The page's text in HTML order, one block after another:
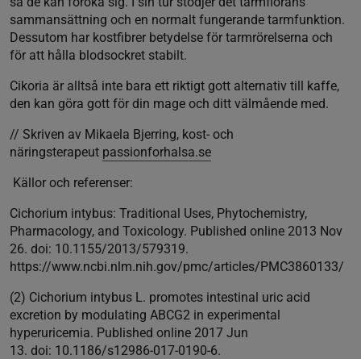
sammansättning och en normalt fungerande tarmfunktion.
Dessutom har kostfibrer betydelse för tarmrörelserna och
för att hålla blodsockret stabilt.
Cikoria är alltså inte bara ett riktigt gott alternativ till kaffe,
den kan göra gott för din mage och ditt välmående med.
// Skriven av Mikaela Bjerring, kost- och
näringsterapeut passionforhalsa.se
Källor och referenser:
Cichorium intybus: Traditional Uses, Phytochemistry,
Pharmacology, and Toxicology. Published online 2013 Nov
26. doi: 10.1155/2013/579319.
https://www.ncbi.nlm.nih.gov/pmc/articles/PMC3860133/
(2) Cichorium intybus L. promotes intestinal uric acid
excretion by modulating ABCG2 in experimental
hyperuricemia. Published online 2017 Jun
13. doi: 10.1186/s12986-017-0190-6.